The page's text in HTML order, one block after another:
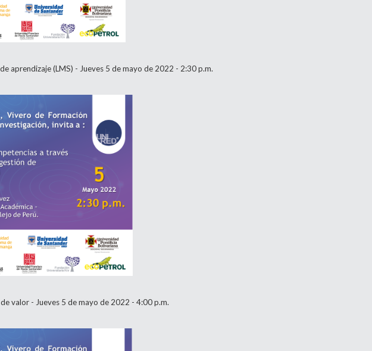
aprendizaje (LMS) - Jueves 5 de mayo de 2022 - 2:30 p.m.
valor - Jueves 5 de mayo de 2022 - 4:00 p.m.